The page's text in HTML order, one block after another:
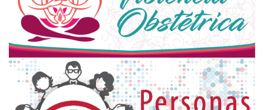
defensordelpueblocorrientes
@hotmail.com
prensadefensordelpueblo@gmail.com